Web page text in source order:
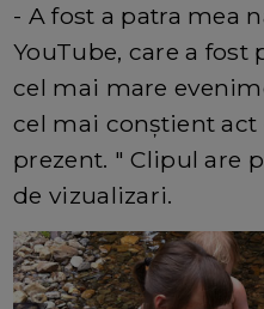
- A fost a patra mea
YouTube, care a fost
cel mai mare
cel mai conștient act
prezent. " Clipul are
de vizualizari.